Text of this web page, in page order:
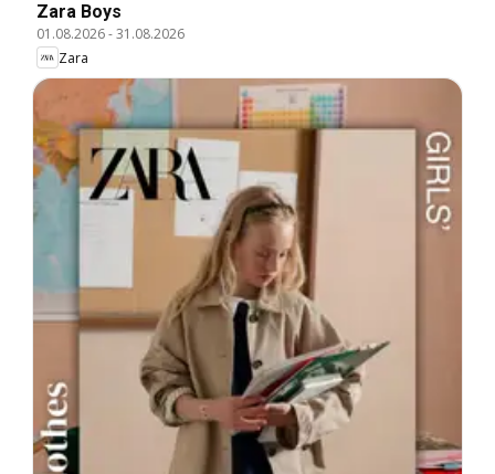
Zara Boys
01.08.2026-31.08.2026
Zara